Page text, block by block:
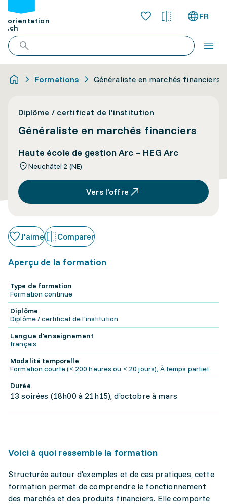
orientation
.ch
FR
Formations Généraliste en marchés financiers
Diplôme / certificat de l'institution
Généraliste en marchés financiers
Haute école de gestion Arc – HEG Arc
Neuchâtel 2 (NE)
Vers l’offre
J'aime Comparer
Aperçu de la formation
Type de formation
Formation continue
Diplôme
Diplôme / certificat de l'institution
Langue d'enseignement
français
Modalité temporelle
Formation courte (< 200 heures ou < 20 jours), À temps partiel
Durée
13 soirées (18h00 à 21h15), d’octobre à mars
Voici à quoi ressemble la formation
Structurée autour d'exemples et de cas pratiques, cette
formation permet de comprendre le fonctionnement
des marchés et des produits financiers. Elle comporte